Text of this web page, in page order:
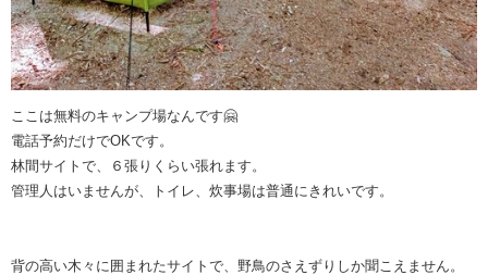
ここは無料のキャンプ場なんです🤗
電話予約だけでOKです。
林間サイトで、６張りくらい張れます。
管理人はいませんが、トイレ、炊事場は普通にきれいです。
背の高い木々に囲まれたサイトで、野鳥のさえずりしか聞こえません。